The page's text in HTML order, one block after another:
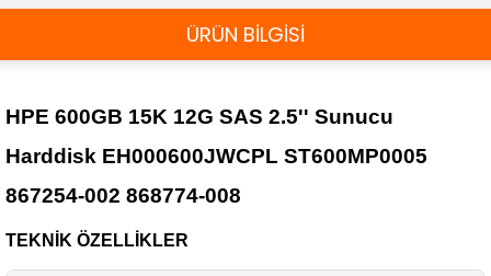
ÜRÜN BİLGİSİ
HPE 600GB 15K 12G SAS 2.5'' Sunucu
Harddisk EH000600JWCPL ST600MP0005
867254-002 868774-008
TEKNİK ÖZELLİKLER